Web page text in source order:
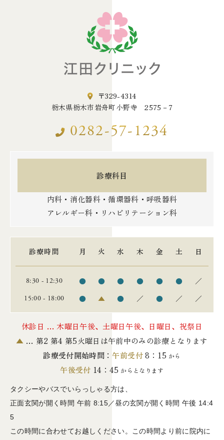
〒329-4314
栃木県栃木市岩舟町小野寺 2575－7
0282-57-1234
診療科目
内科・消化器科・循環器科・呼吸器科
アレルギー科・リハビリテーション科
診療時間 月 火 水 木 金 土 日
8:30 - 12:30 ● ● ● ● ● ● ／
15:00 - 18:00 ● ▲ ● ／ ● ／ ／
休診日 … 木曜日午後、土曜日午後、日曜日、祝祭日
▲ … 第2 第4 第5火曜日は午前中のみの診療となります
診療受付開始時間：午前受付8：15 から
午後受付 14：45 からとなります
タクシーやバスでいらっしゃる方は、
正面玄関が開く時間 午前 8:15／昼の玄関が開く時間 午後 14:4
5
この時間に合わせてお越しください。この時間より前に院内に